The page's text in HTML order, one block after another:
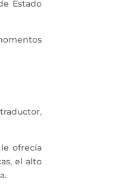
Estado
ofrecía
el alto